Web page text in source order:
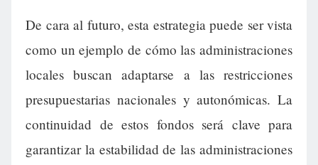
De cara al futuro, esta estrategia puede ser vista
como un ejemplo de cómo las administraciones
locales buscan adaptarse a las restricciones
presupuestarias nacionales y autonómicas. La
continuidad de estos fondos será clave para
garantizar la estabilidad de las administraciones